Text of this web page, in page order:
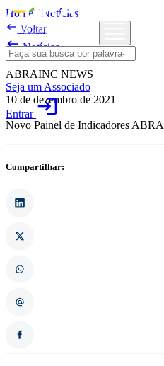
Seja um Associado
Entrarlogin
Home/Notícias
 Voltar
Notícias
ABRAINC NEWS
10 de dezembro de 2021
Novo Painel de Indicadores
Compartilhar: